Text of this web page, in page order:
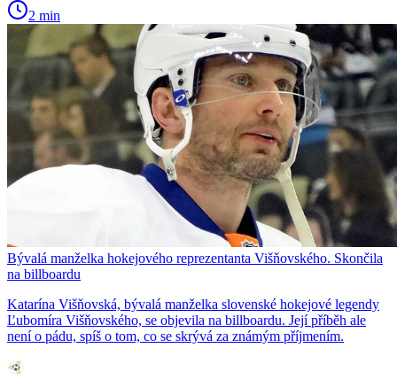
2 min
Bývalá manželka hokejového reprezentanta Višňovského. Skončila
na billboardu
Katarína Višňovská, bývalá manželka slovenské hokejové legendy
Ľubomíra Višňovského, se objevila na billboardu. Její příběh ale
není o pádu, spíš o tom, co se skrývá za známým příjmením.